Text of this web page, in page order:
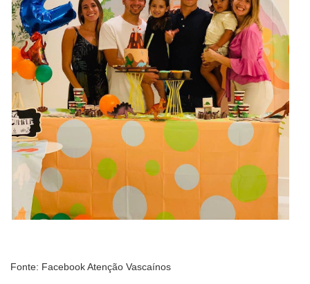
Fonte: Facebook Atenção Vascaínos